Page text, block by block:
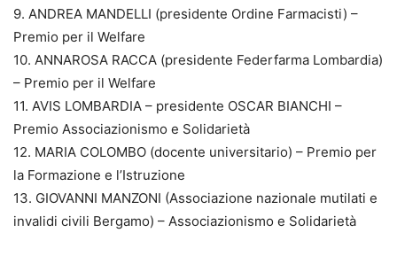
9. ANDREA MANDELLI (presidente Ordine Farmacisti) –
Premio per il Welfare
10. ANNAROSA RACCA (presidente Federfarma Lombardia)
– Premio per il Welfare
11. AVIS LOMBARDIA – presidente OSCAR BIANCHI –
Premio Associazionismo e Solidarietà
12. MARIA COLOMBO (docente universitario) – Premio per
la Formazione e l’Istruzione
13. GIOVANNI MANZONI (Associazione nazionale mutilati e
invalidi civili Bergamo) – Associazionismo e Solidarietà